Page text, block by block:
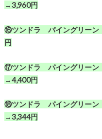
→3,960円
⑯ツンドラ パイングリー
円
⑰ツンドラ パイングリー
→4,400円
⑱ツンドラ パイングリー
→3,344円